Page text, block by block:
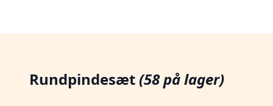
Rundpindesæt(58 på lager)